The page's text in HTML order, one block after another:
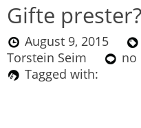
Gifte prester?
August 9, 2015
Torstein Seim
no
Tagged with: